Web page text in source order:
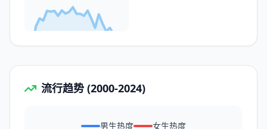
流行趋势 (2000-2024)
男生热度 女生热度